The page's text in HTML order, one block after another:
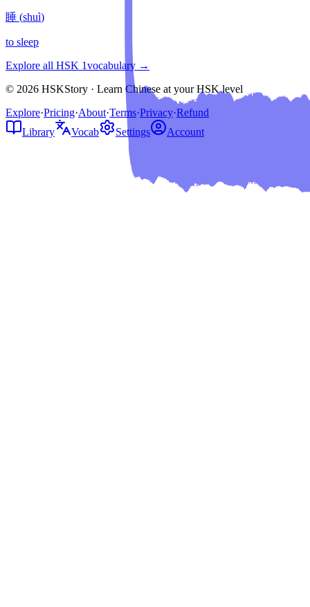
睡 (shuì)
to sleep
Explore all HSK 1vocabulary →
© 2026 HSKStory · Learn Chinese at your HSK level
Explore·Pricing·About·Terms·Privacy·Refund
Library
Vocab Settings Account